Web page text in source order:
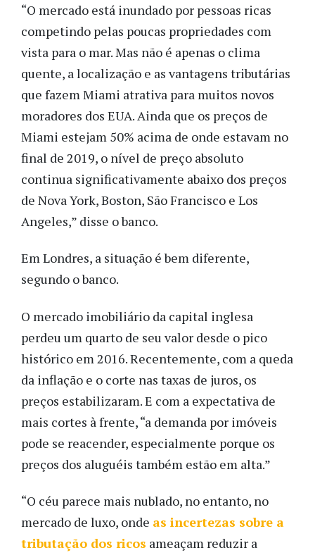
“O mercado está inundado por pessoas ricas
competindo pelas poucas propriedades com
vista para o mar. Mas não é apenas o clima
quente, a localização e as vantagens tributárias
que fazem Miami atrativa para muitos novos
moradores dos EUA. Ainda que os preços de
Miami estejam 50% acima de onde estavam no
final de 2019, o nível de preço absoluto
continua significativamente abaixo dos preços
de Nova York, Boston, São Francisco e Los
Angeles,” disse o banco.
Em Londres, a situação é bem diferente,
segundo o banco.
O mercado imobiliário da capital inglesa
perdeu um quarto de seu valor desde o pico
histórico em 2016. Recentemente, com a queda
da inflação e o corte nas taxas de juros, os
preços estabilizaram. E com a expectativa de
mais cortes à frente, “a demanda por imóveis
pode se reacender, especialmente porque os
preços dos aluguéis também estão em alta.”
“O céu parece mais nublado, no entanto, no
mercado de luxo, onde as incertezas sobre a
tributação dos ricos ameaçam reduzir a